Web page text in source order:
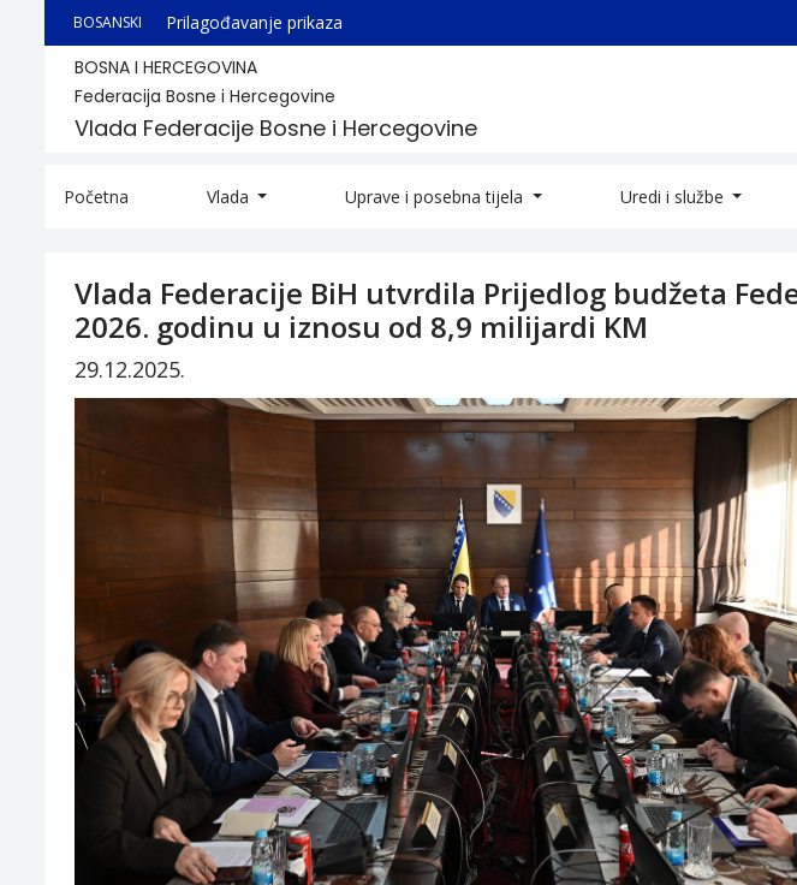
BOSANSKI Prilagođavanje prikaza
BOSNA I HERCEGOVINA
Federacija Bosne i Hercegovine
Vlada Federacije Bosne i Hercegovine
Početna Vlada Uprave i posebna tijela Uredi i službe
Vlada Federacije BiH utvrdila Prijedlog budžeta
2026. godinu u iznosu od 8,9 milijardi KM
29.12.2025.